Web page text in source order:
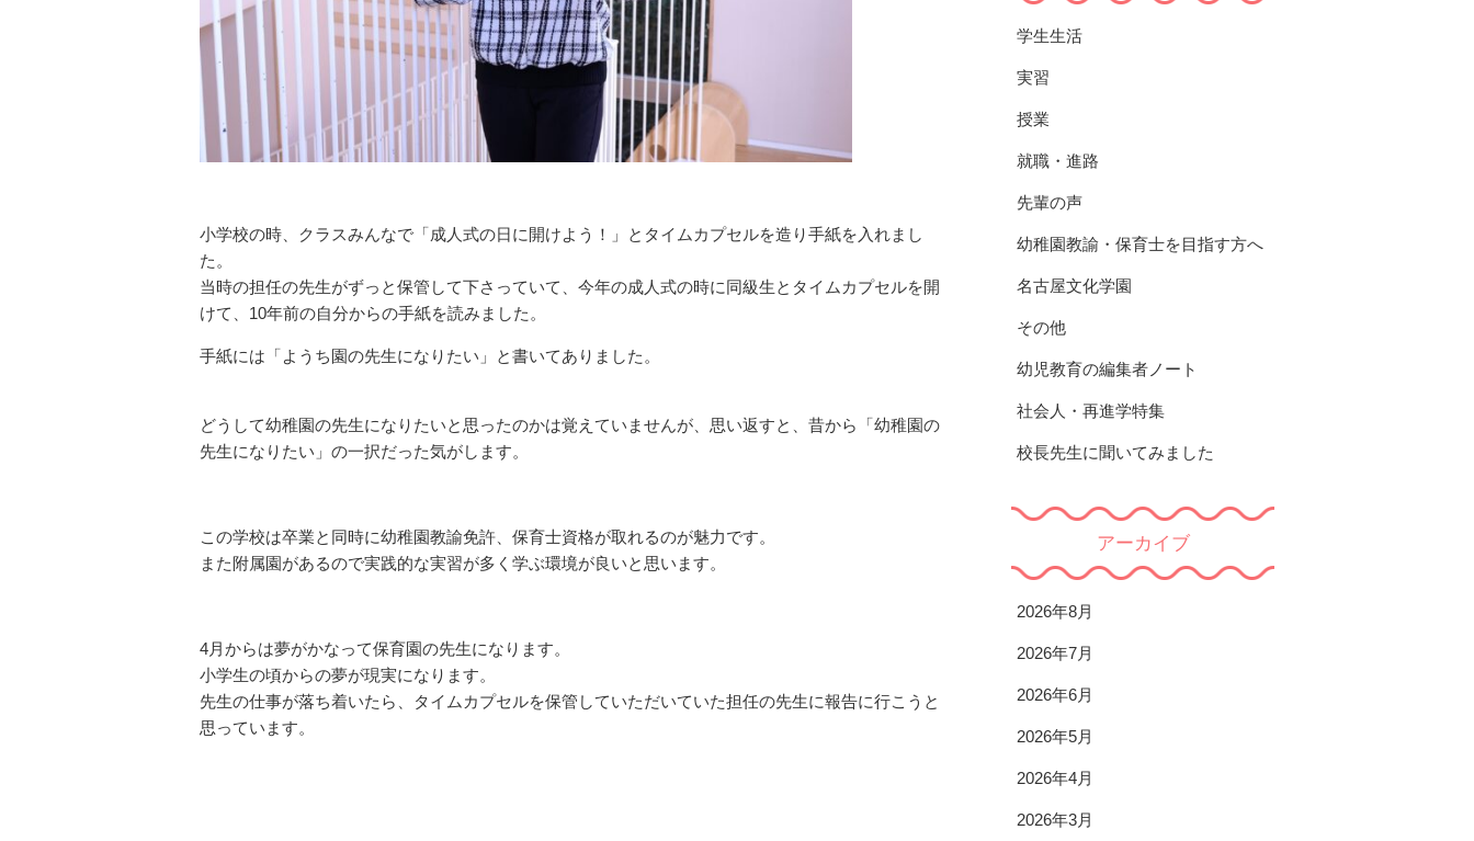
小学校の時、クラスみんなで「成人式の日に開けよう！」とタイムカプセルを造り手紙を入れまし
た。
当時の担任の先生がずっと保管して下さっていて、今年の成人式の時に同級生とタイムカプセルを開
けて、10年前の自分からの手紙を読みました。
手紙には「ようち園の先生になりたい」と書いてありました。
どうして幼稚園の先生になりたいと思ったのかは覚えていませんが、思い返すと、昔から「幼稚園の
先生になりたい」の一択だった気がします。
この学校は卒業と同時に幼稚園教諭免許、保育士資格が取れるのが魅力です。
また附属園があるので実践的な実習が多く学ぶ環境が良いと思います。
4月からは夢がかなって保育園の先生になります。
小学生の頃からの夢が現実になります。
先生の仕事が落ち着いたら、タイムカプセルを保管していただいていた担任の先生に報告に行こうと
思っています。
学生生活
実習
授業
就職・進路
先輩の声
幼稚園教諭・保育士を目指す方へ
名古屋文化学園
その他
幼児教育の編集者ノート
社会人・再進学特集
校長先生に聞いてみました
アーカイブ
2026年8月
2026年7月
2026年6月
2026年5月
2026年4月
2026年3月